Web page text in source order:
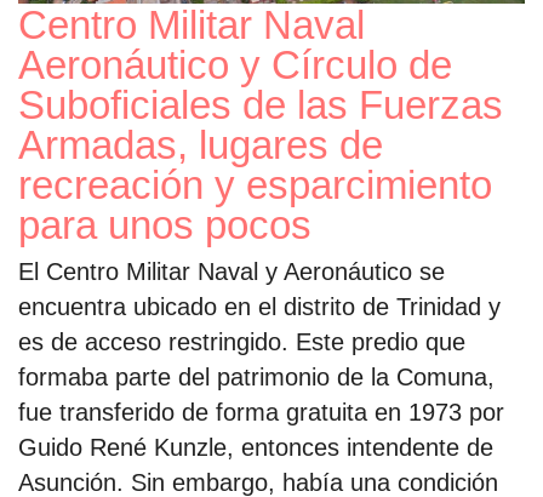
Centro Militar Naval
Aeronáutico y Círculo de
Suboficiales de las Fuerzas
Armadas, lugares de
recreación y esparcimiento
para unos pocos
El Centro Militar Naval y Aeronáutico se
encuentra ubicado en el distrito de Trinidad y
es de acceso restringido. Este predio que
formaba parte del patrimonio de la Comuna,
fue transferido de forma gratuita en 1973 por
Guido René Kunzle, entonces intendente de
Asunción. Sin embargo, había una condición